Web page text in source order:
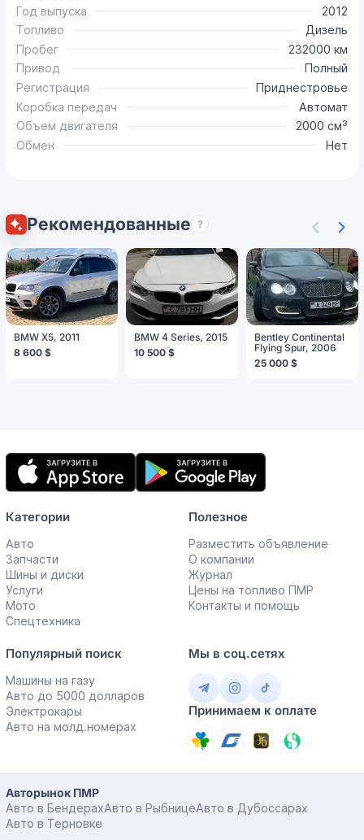
Год выпуска
2012
Топливо
Дизель
Пробег
232000 км
Привод
Полный
Регистрация
Приднестровье
Коробка передач
Автомат
Объем двигателя
2000 см³
Обмен
Нет
Рекомендованные ?
BMW X5, 2011
8 600 $
BMW 4 Series, 2015
10 500 $
Bentley Continental
Flying Spur, 2006
25 000 $
Мобильное
приложение
Категории
Авто
Запчасти
Шины и диски
Услуги
Мото
Спецтехника
Полезное
Разместить объявление
О компании
Журнал
Цены на топливо ПМР
Контакты и помощь
Популярный поиск
Машины на газу
Авто до 5000 долларов
Электрокары
Авто на молд.номерах
Мы в соц.сетях
Принимаем к оплате
Авторынок ПМР
Авто в БендерахАвто в РыбницеАвто в Дубоссарах
Авто в Терновке